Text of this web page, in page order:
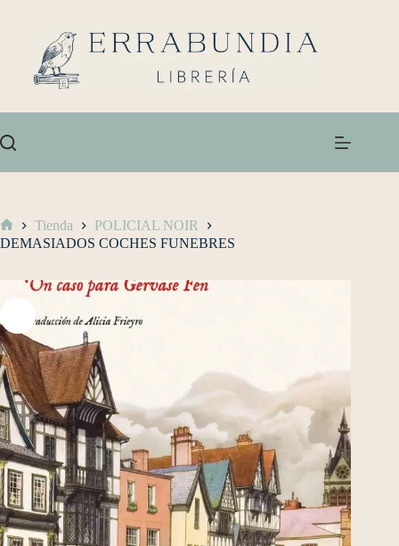
Tienda
POLICIAL NOIR
DEMASIADOS COCHES FUNEBRES